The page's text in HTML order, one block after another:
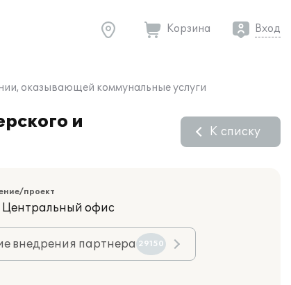
Корзина Вход
оказывающей коммунальные услуги
и
К списку
проект
Центральный офис
внедрения партнера 29150